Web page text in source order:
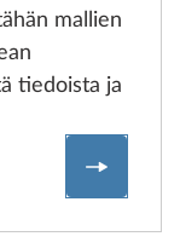
mallien
tiedoista ja
Vertaa